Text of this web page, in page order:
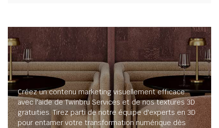
Créez un contenu marketing visuellement efficace
avec l'aide de Twinbru Services et de nos textures 3D
gratuities. Tirez parti de notre équipe d'experts en 3D
pour entamer votre transformation numérique dès